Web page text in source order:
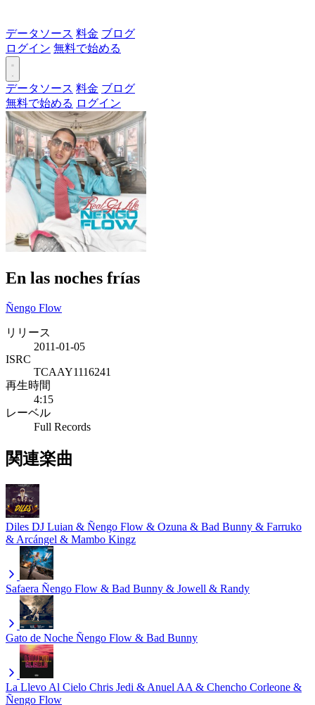
データソース 料金 ブログ
ログイン 無料で始める
データソース 料金 ブログ
無料で始める ログイン
En las noches frías
Ñengo Flow
リリース
2011-01-05
ISRC
TCAAY1116241
再生時間
4:15
レーベル
Full Records
関連楽曲
Diles DJ Luian & Ñengo Flow & Ozuna & Bad Bunny & Farruko
& Arcángel & Mambo Kingz
Safaera Ñengo Flow & Bad Bunny & Jowell & Randy
Gato de Noche Ñengo Flow & Bad Bunny
La Llevo Al Cielo Chris Jedi & Anuel AA & Chencho Corleone &
Ñengo Flow